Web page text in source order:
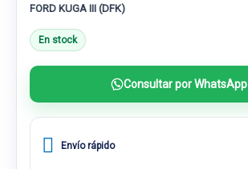
FORD KUGA III (DFK)
En stock
Consultar por WhatsApp
Envío rápido